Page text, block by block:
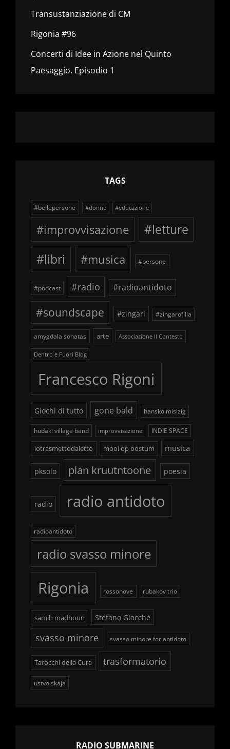
Transustanziazione di CM
Rigonia #96
Concerti di Idee in Azione nel Quinto
Paesaggio. Episodio 1
TAGS
#bellepersone #donne #educazione
#improvvisazione
#letture
#libri
#musica #persone
#podcast #radio #radioantidoto
#soundscape #zingari #zingarofilia
amygdala sonatas arte Associazione Il Contesto
Dentro e Fuori Blog
Francesco Rigoni
Giochi di tutto gone bald hansko mislzig
hudaki village band improvvisazione INDIE SPACE
iotrasmettodaletto mooi op oostum musica
pksolo plan kruutntoone poesia
radio radio antidoto
radioantidoto
radio svasso minore
Rigonia rossonove rubakov trio
samih madhoun Stefano Giacchè
svasso minore svasso minore for antidoto
Tarocchi della Cura trasformatorio
ustvolskaja
RADIO SUBMARINE